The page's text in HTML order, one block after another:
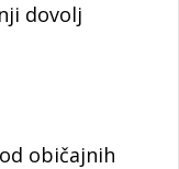
dovolj
običajnih